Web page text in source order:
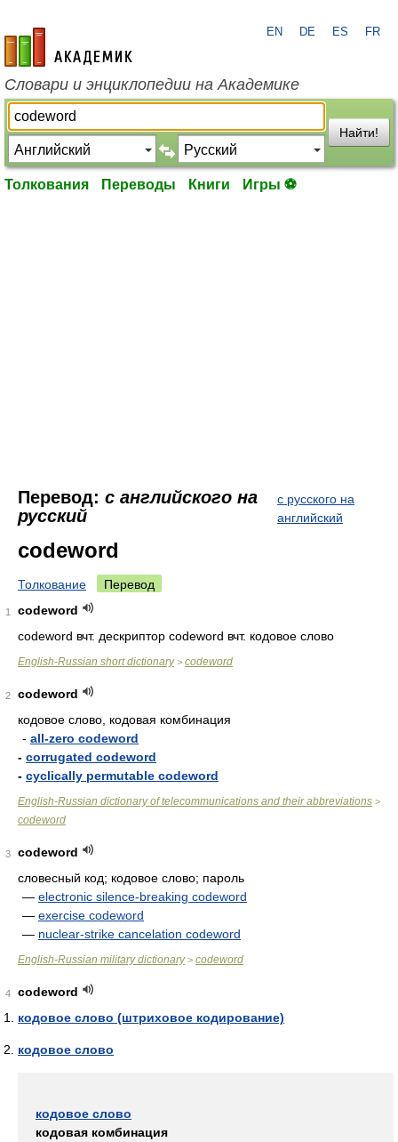
academic.ru
EN DE ES FR
Словари и энциклопедии на Академике
Найти!
Толкования Переводы Книги Игры ⚽
Перевод: с английского на
русский
с русского на
английский
codeword
Толкование Перевод
1
codeword
codeword вчт. дескриптор codeword вчт. кодовое слово
English-Russian short dictionary> codeword
2
codeword
кодовое слово, кодовая комбинация
- all-zero codeword
- corrugated codeword
- cyclically permutable codeword
English-Russian dictionary of telecommunications and their abbreviations >
codeword
3
codeword
словесный код; кодовое слово; пароль
— electronic silence-breaking codeword
— exercise codeword
— nuclear-strike cancelation codeword
English-Russian military dictionary> codeword
4
codeword
кодовое слово (штриховое кодирование)
кодовое слово
кодовое слово
кодовая комбинация